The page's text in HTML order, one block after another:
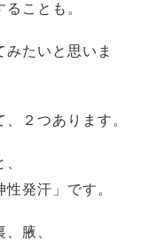
ことも。
たいと思いま
２つあります。
発汗」です。
腋、